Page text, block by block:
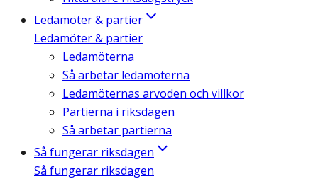
Ledamöter & partier
Ledamöter & partier
Ledamöterna
Så arbetar ledamöterna
Ledamöternas arvoden och villkor
Partierna i riksdagen
Så arbetar partierna
Så fungerar riksdagen
Så fungerar riksdagen